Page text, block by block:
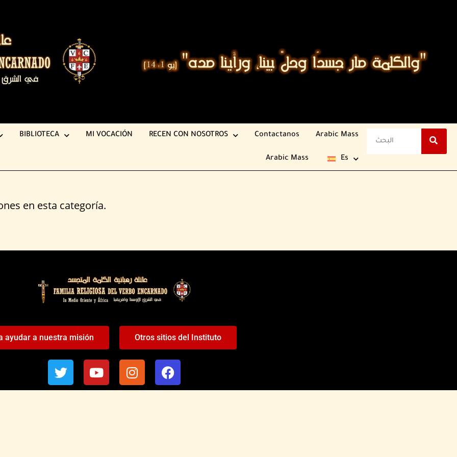
BIBLIOTECA MI VOCACIÓN RECEN CON NOSOTROS Contactanos Arabic Mass
Arabic Mass Es
en esta categoría.
ayudar a nuestra misión Otros sitios del Instituto